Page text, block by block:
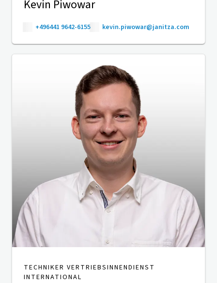
Kevin Piwowar
+496441 9642-6155 kevin.piwowar@janitza.com
TECHNIKER VERTRIEBSINNENDIENST
INTERNATIONAL